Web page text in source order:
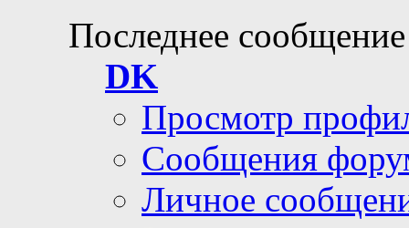
Последнее
DK
Просмотр
Сообщения
Личное